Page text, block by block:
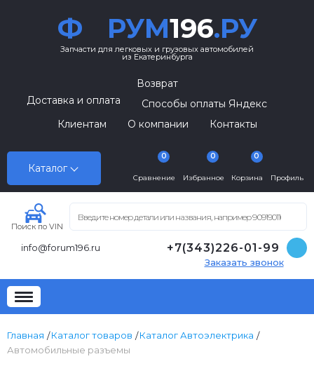
Ф РУМ196.РУ
Запчасти для легковых и грузовых автомобилей
из Екатеринбурга
Каталог
Возврат
Доставка и оплата
Способы оплаты Яндекс
Клиентам
О компании Контакты
Сравнение
0
Избранное
0
Корзина
0
Профиль
Поиск по VIN
info@forum196.ru +7(343)226-01-99
Заказать звонок
Главная Каталог товаров
Каталог Автоэлектрика
Автомобильные разъемы